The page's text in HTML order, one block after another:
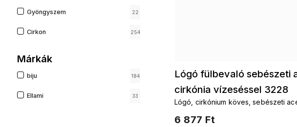
Márkák
biju 184
Ellami 33
Női szabadalom 30
afrikai horog 1
Gyöngyszem 22
Cirkon 254
Lógó fülbevaló sebészeti
cirkónia vízeséssel 3228
6 877 Ft
Lógó, cirkónium köves, sebészeti
ragyogó kiegészítő a különleges